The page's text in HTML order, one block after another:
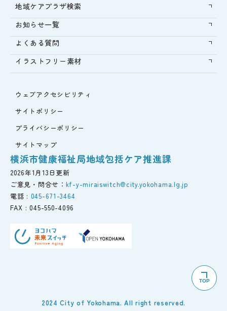
地域ケアプラザ検索
お知らせ一覧
よくある質問
イラストフリー素材
ウェブアクセシビリティ
サイトポリシー
プライバシーポリシー
サイトマップ
横浜市健康福祉局地域包括ケア推進課
2026年1月13日更新
ご意見・問合せ： kf-y-miraiswitch@city.yokohama.lg.jp
電話 : 045-671-3464
FAX : 045-550-4096
TOP
2024 City of Yokohama. All right reserved.